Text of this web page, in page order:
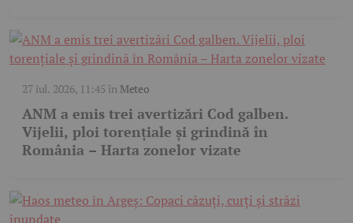
27 iul. 2026, 11:45 în Meteo
ANM a emis trei avertizări Cod galben.
Vijelii, ploi torențiale și grindină în
România – Harta zonelor vizate